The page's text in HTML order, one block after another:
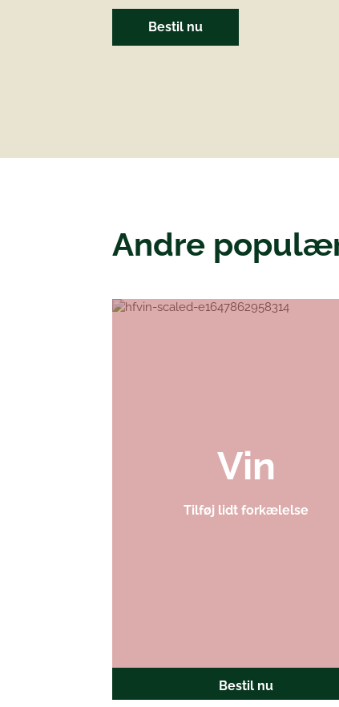
Bestil nu
Andre
Vin
Tilføj lidt forkælelse
Bestil nu